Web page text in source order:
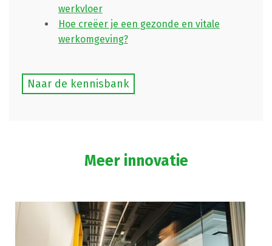
werkvloer
Hoe creëer je een gezonde en vitale
werkomgeving?
Naar de kennisbank
Meer innovatie